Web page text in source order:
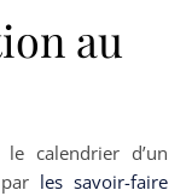
au
les savoir-faire